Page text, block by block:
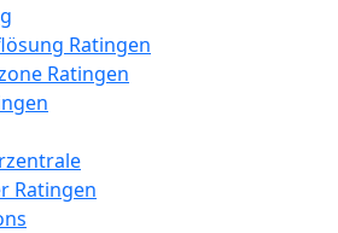
Ratingen
Ratingen
Ratingen